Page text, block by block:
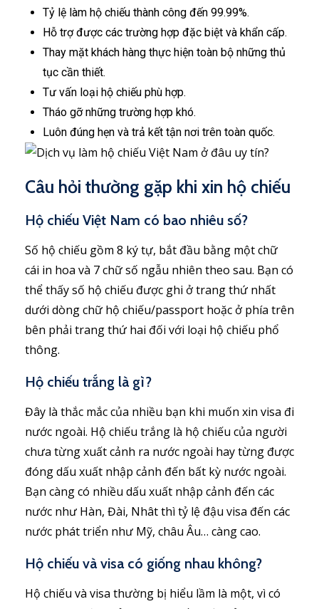
Tỷ lệ làm hộ chiếu thành công đến 99.99%.
Hỗ trợ được các trường hợp đặc biệt và khẩn cấp.
Thay mặt khách hàng thực hiện toàn bộ những thủ
tục cần thiết.
Tư vấn loại hộ chiếu phù hợp.
Tháo gỡ những trường hợp khó.
Luôn đúng hẹn và trả kết tận nơi trên toàn quốc.
Câu hỏi thường gặp khi xin hộ chiếu
Hộ chiếu Việt Nam có bao nhiêu số?
Số hộ chiếu gồm 8 ký tự, bắt đầu bằng một chữ
cái in hoa và 7 chữ số ngẫu nhiên theo sau. Bạn có
thể thấy số hộ chiếu được ghi ở trang thứ nhất
dưới dòng chữ hộ chiếu/passport hoặc ở phía trên
bên phải trang thứ hai đối với loại hộ chiếu phổ
thông.
Hộ chiếu trắng là gì?
Đây là thắc mắc của nhiều bạn khi muốn xin visa đi
nước ngoài. Hộ chiếu trắng là hộ chiếu của người
chưa từng xuất cảnh ra nước ngoài hay từng được
đóng dấu xuất nhập cảnh đến bất kỳ nước ngoài.
Bạn càng có nhiều dấu xuất nhập cảnh đến các
nước như Hàn, Đài, Nhât thì tỷ lệ đậu visa đến các
nước phát triển như Mỹ, châu Âu… càng cao.
Hộ chiếu và visa có giống nhau không?
Hộ chiếu và visa thường bị hiểu lầm là một, vì có